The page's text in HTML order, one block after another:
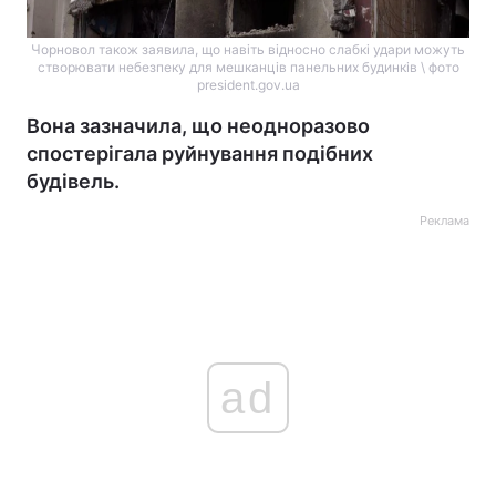
Чорновол також заявила, що навіть відносно слабкі удари можуть
створювати небезпеку для мешканців панельних будинків \ фото
president.gov.ua
Вона зазначила, що неодноразово
спостерігала руйнування подібних
будівель.
Реклама
ad